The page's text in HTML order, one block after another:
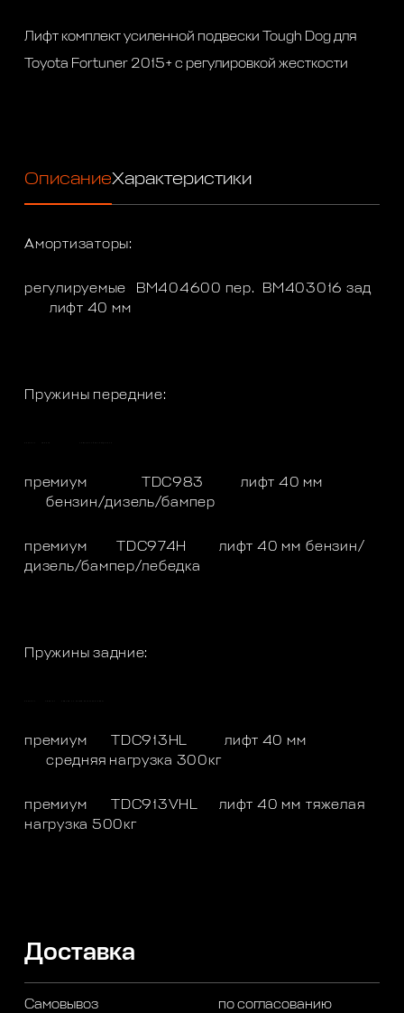
Лифт комплект усиленной подвески Tough Dog для
Toyota Fortuner 2015+ с регулировкой жесткости
ОписаниеХарактеристики
Амортизаторы:
регулируемые BM404600 пер.
BM403016 зад
лифт 40 мм
Пружины передние:
премиум TDC983
лифт 40 мм
бензин/дизель/бампер
премиум TDC974H лифт 40 мм бензин/
дизель/бампер/лебедка
Пружины задние:
премиум TDC913HL
лифт 40 мм
средняя нагрузка 300кг
премиум TDC913VHL лифт 40 мм тяжелая
нагрузка 500кг
Доставка
Самовывоз по согласованию